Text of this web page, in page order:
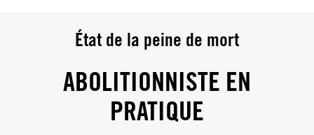
État de la peine de mort
ABOLITIONNISTE EN
PRATIQUE